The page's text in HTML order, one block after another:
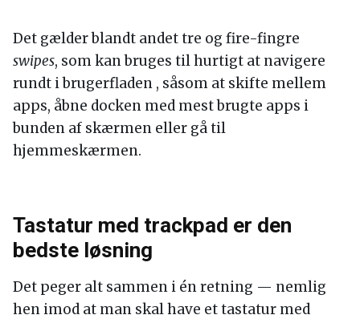
Det gælder blandt andet tre og fire-fingre
swipes, som kan bruges til hurtigt at navigere
rundt i brugerfladen , såsom at skifte mellem
apps, åbne docken med mest brugte apps i
bunden af skærmen eller gå til
hjemmeskærmen.
Tastatur med trackpad er den
bedste løsning
Det peger alt sammen i én retning — nemlig
hen imod at man skal have et tastatur med